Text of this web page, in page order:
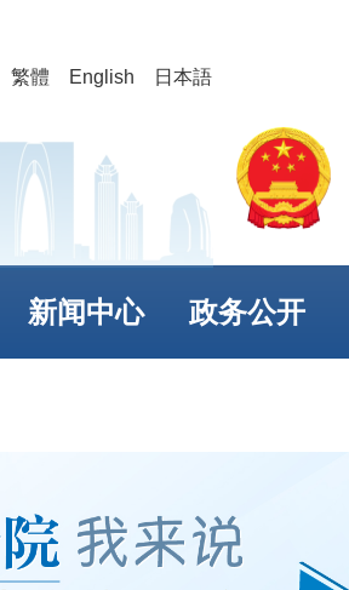
繁體 English 日本語
新闻中心 政务公开